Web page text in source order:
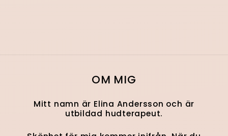
OM MIG
Mitt namn är Elina Andersson och är
utbildad hudterapeut.